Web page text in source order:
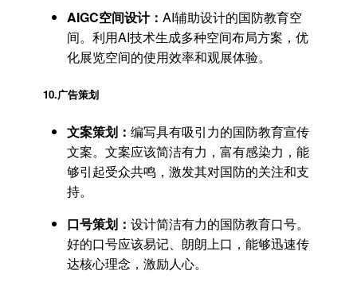
AIGC空间设计： AI辅助设计的国防教育空
间。利用AI技术生成多种空间布局方案，优
化展览空间的使用效率和观展体验。
10.广告策划
文案策划： 编写具有吸引力的国防教育宣传
文案。文案应该简洁有力，富有感染力，能
够引起受众共鸣，激发其对国防的关注和支
持。
口号策划： 设计简洁有力的国防教育口号。
好的口号应该易记、朗朗上口，能够迅速传
达核心理念，激励人心。